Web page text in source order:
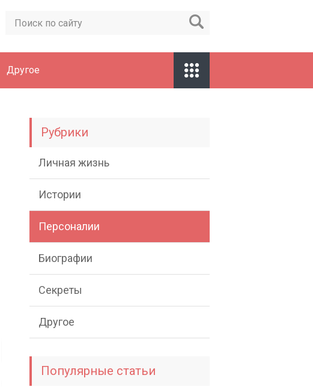
Другое
Рубрики
Личная жизнь
Истории
Персоналии
Биографии
Секреты
Другое
Популярные статьи